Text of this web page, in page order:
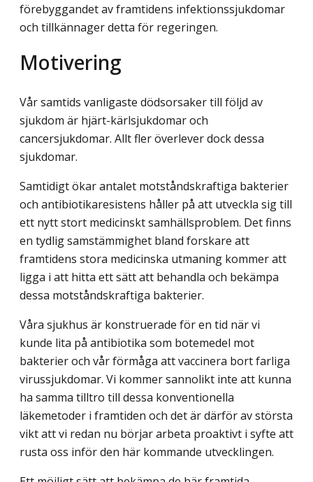
förebyggandet av framtidens infektionssjukdomar
och tillkännager detta för regeringen.
Motivering
Vår samtids vanligaste dödsorsaker till följd av
sjukdom är hjärt-kärlsjukdomar och
cancersjukdomar. Allt fler överlever dock dessa
sjukdomar.
Samtidigt ökar antalet motståndskraftiga bakterier
och antibiotikaresistens håller på att utveckla sig till
ett nytt stort medicinskt samhällsproblem. Det finns
en tydlig samstämmighet bland forskare att
framtidens stora medicinska utmaning kommer att
ligga i att hitta ett sätt att behandla och bekämpa
dessa motståndskraftiga bakterier.
Våra sjukhus är konstruerade för en tid när vi
kunde lita på antibiotika som botemedel mot
bakterier och vår förmåga att vaccinera bort farliga
virussjukdomar. Vi kommer sannolikt inte att kunna
ha samma tilltro till dessa konventionella
läkemetoder i framtiden och det är därför av största
vikt att vi redan nu börjar arbeta proaktivt i syfte att
rusta oss inför den här kommande utvecklingen.